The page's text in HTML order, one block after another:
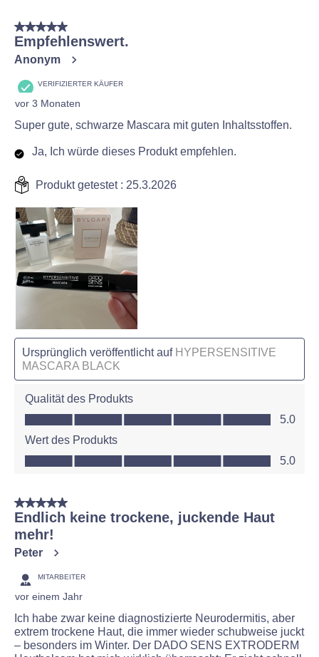
5 von 5 Sternen.
Empfehlenswert.
Anonym
VERIFIZIERTER KÄUFER
vor 3 Monaten
Super gute, schwarze Mascara mit guten Inhaltsstoffen.
Ja, Ich würde dieses Produkt empfehlen.
Produkt getestet : 25.3.2026
Ursprünglich veröffentlicht auf HYPERSENSITIVE
MASCARA BLACK
Qualität des Produkts
Qualität des Produkts, 5.0 von 5
5.0
Wert des Produkts
Wert des Produkts, 5.0 von 5
5.0
5 von 5 Sternen.
Endlich keine trockene, juckende Haut
mehr!
Peter
MITARBEITER
vor einem Jahr
Ich habe zwar keine diagnostizierte Neurodermitis, aber
extrem trockene Haut, die immer wieder schubweise juckt
– besonders im Winter. Der DADO SENS EXTRODERM